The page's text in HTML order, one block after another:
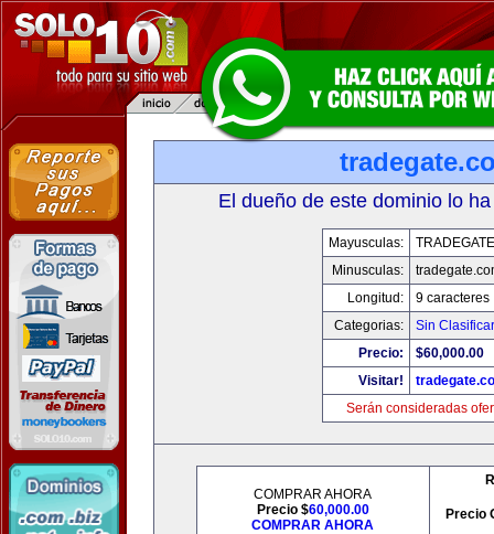
El dueño de este dominio lo
Mayusculas:
Minusculas:
Longitud:
9 caracteres
Categorias:
Sin Clasificar
Precio:
$60,000.00
Visitar!
Serán consideradas
COMPRAR AHORA
Precio $60,000.00
COMPRAR AHORA
Precio